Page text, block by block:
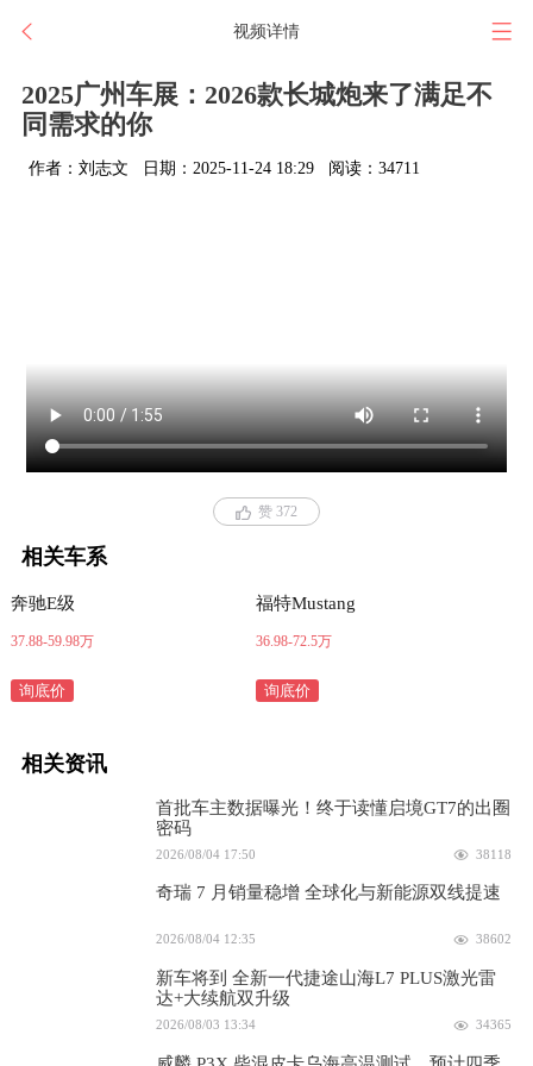
视频详情
2025广州车展：2026款长城炮来了满足不
同需求的你
作者：刘志文 日期：2025-11-24 18:29 阅读：34711
赞 372
相关车系
奔驰E级
37.88-59.98万
询底价
福特Mustang
36.98-72.5万
询底价
相关资讯
首批车主数据曝光！终于读懂启境GT7的出圈
密码
2026/08/04 17:50 38118
奇瑞 7 月销量稳增 全球化与新能源双线提速
2026/08/04 12:35 38602
新车将到 全新一代捷途山海L7 PLUS激光雷
达+大续航双升级
2026/08/03 13:34 34365